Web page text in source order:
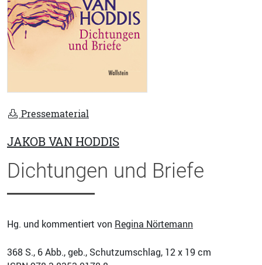
Pressematerial
JAKOB VAN HODDIS
Dichtungen und Briefe
Hg. und kommentiert von Regina Nörtemann
368 S., 6 Abb., geb., Schutzumschlag, 12 x 19 cm